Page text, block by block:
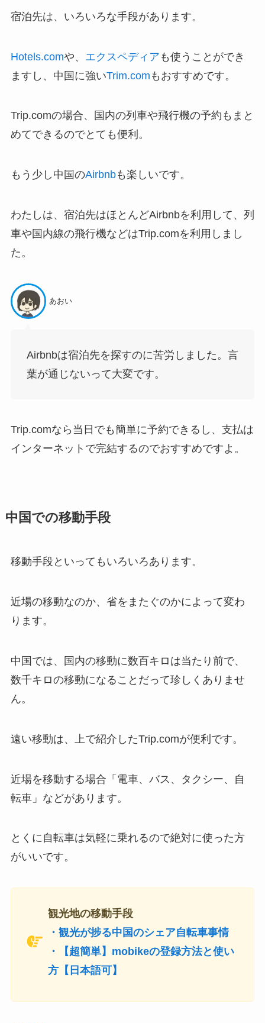
宿泊先は、いろいろな手段があります。
Hotels.comや、 エクスペディア も使うことができ
ますし、中国に強いTrim.com もおすすめです。
Trip.comの場合、国内の列車や飛行機の予約もまと
めてできるのでとても便利。
もう少し中国のAirbnbも楽しいです。
わたしは、宿泊先はほとんどAirbnbを利用して、列
車や国内線の飛行機などはTrip.comを利用しまし
た。
あおい
Airbnbは宿泊先を探すのに苦労しました。言
葉が通じないって大変です。
Trip.comなら当日でも簡単に予約できるし、支払は
インターネットで完結するのでおすすめですよ。
中国での移動手段
移動手段といってもいろいろあります。
近場の移動なのか、省をまたぐのかによって変わ
ります。
中国では、国内の移動に数百キロは当たり前で、
数千キロの移動になることだって珍しくありませ
ん。
遠い移動は、上で紹介したTrip.comが便利です。
近場を移動する場合「電車、バス、タクシー、自
転車」などがあります。
とくに自転車は気軽に乗れるので絶対に使った方
がいいです。
観光地の移動手段
・観光が捗る中国のシェア自転車事情
・【超簡単】mobikeの登録方法と使い
方【日本語可】